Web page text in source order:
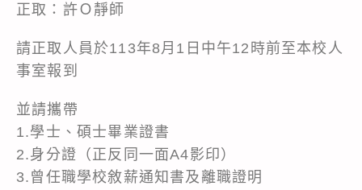
正取：許Ｏ靜師
請正取人員於113年8月1日中午12時前至本校人
事室報到
並請攜帶
1.學士、碩士畢業證書
2.身分證（正反同一面A4影印）
3.曾任職學校敘薪通知書及離職證明